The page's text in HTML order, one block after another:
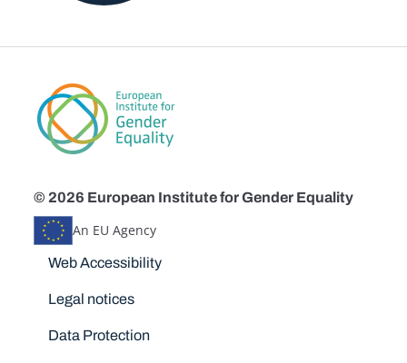
© 2026 European Institute for Gender Equality
An EU Agency
Disclaimers
Web Accessibility
Legal notices
Data Protection